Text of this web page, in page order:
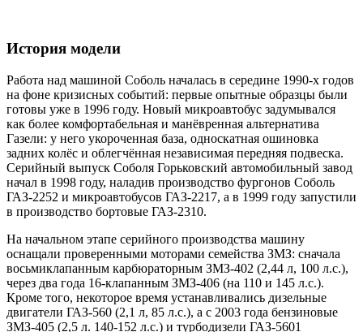
История модели
Работа над машиной Соболь началась в середине 1990-х годов
на фоне кризисных событий: первые опытные образцы были
готовы уже в 1996 году. Новый микроавтобус задумывался
как более комфортабельная и манёвренная альтернатива
Газели: у него укороченная база, односкатная ошиновка
задних колёс и облегчённая независимая передняя подвеска.
Серийный выпуск Соболя Горьковский автомобильный завод
начал в 1998 году, наладив производство фургонов Соболь
ГАЗ-2252 и микроавтобусов ГАЗ-2217, а в 1999 году запустили
в производство бортовые ГАЗ-2310.
На начальном этапе серийного производства машину
оснащали проверенными моторами семейства ЗМЗ: сначала
восьмиклапанным карбюраторным ЗМЗ-402 (2,44 л, 100 л.с.),
через два года 16-клапанным ЗМЗ-406 (на 110 и 145 л.с.).
Кроме того, некоторое время устанавливались дизельные
двигатели ГАЗ-560 (2,1 л, 85 л.с.), а с 2003 года бензиновые
ЗМЗ-405 (2,5 л. 140-152 л.с.) и турбодизели ГАЗ-5601